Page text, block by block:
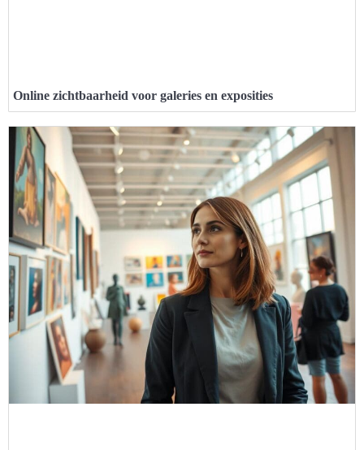
Online zichtbaarheid voor galeries en exposities